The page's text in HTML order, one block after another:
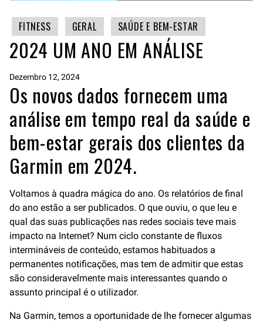
FITNESS GERAL SAÚDE E BEM-ESTAR
2024 UM ANO EM ANÁLISE
Dezembro 12, 2024
Os novos dados fornecem uma
análise em tempo real da saúde e
bem-estar gerais dos clientes da
Garmin em 2024.
Voltamos à quadra mágica do ano. Os relatórios de final
do ano estão a ser publicados. O que ouviu, o que leu e
qual das suas publicações nas redes sociais teve mais
impacto na Internet? Num ciclo constante de fluxos
intermináveis de conteúdo, estamos habituados a
permanentes notificações, mas tem de admitir que estas
são consideravelmente mais interessantes quando o
assunto principal é o utilizador.
Na Garmin, temos a oportunidade de lhe fornecer algumas